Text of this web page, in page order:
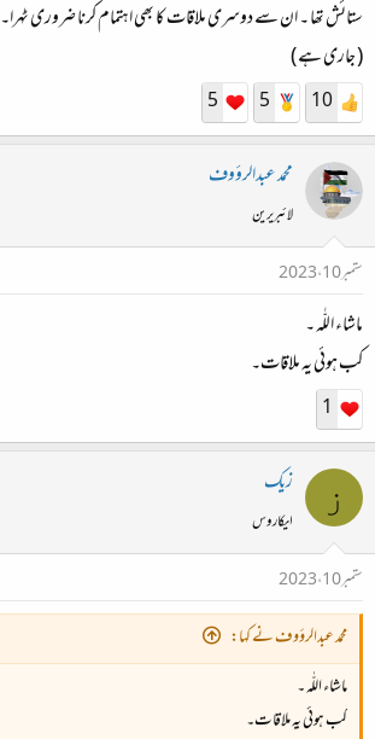
ستائش تھا ۔ ان سے دوسری ملاقات کا بھی اہتمام کرنا ضروری ٹہرا۔
( جاری ہے )
10
5
5
محمد عبدالرؤوف
لائبریرین
ستمبر 10، 2023
ماشاء اللّٰه ۔
کب ہوئی یہ ملاقات۔
1
ز زیک
ایکاروس
ستمبر 10، 2023
محمد عبدالرؤوف نے کہا:
ماشاء اللّٰه ۔
کب ہوئی یہ ملاقات۔